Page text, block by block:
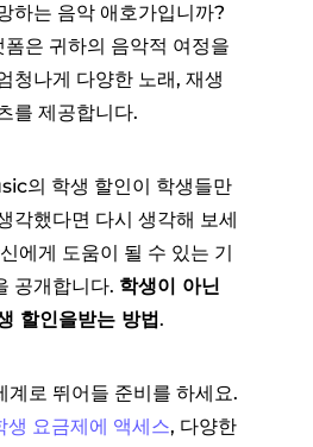
하는 음악 애호가입니까?
폼은 귀하의 음악적 여정을
청나게 다양한 노래, 재생
를 제공합니다.
의 학생 할인이 학생들만
각했다면 다시 생각해 보세
에게 도움이 될 수 있는 기
공개합니다. 학생이 아닌
할인을받는 방법.
계로 뛰어들 준비를 하세요.
요금제에 액세스, 다양한